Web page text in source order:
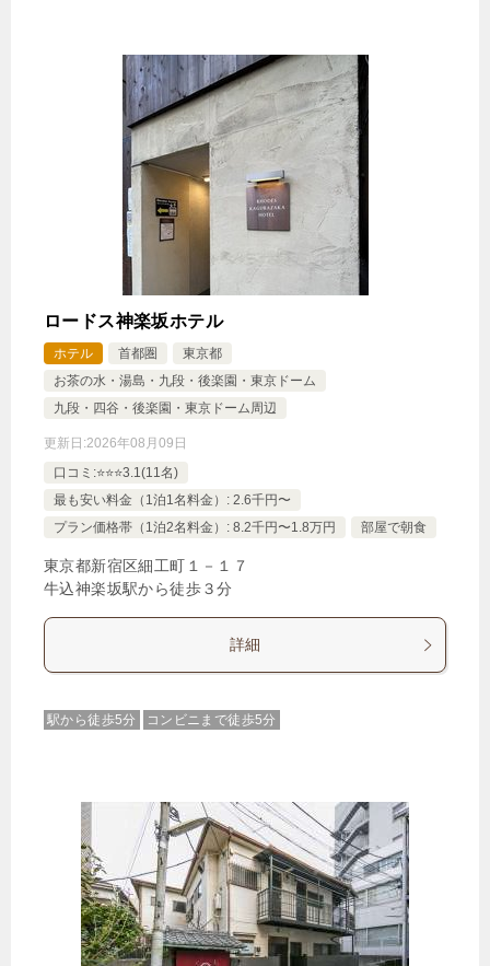
ロードス神楽坂ホテル
ホテル 首都圏
東京都
お茶の水・湯島・九段・後楽園・東京ドーム
九段・四谷・後楽園・東京ドーム周辺
更新日:2026年08月09日
口コミ:⭐️⭐️⭐️3.1(11名)
最も安い料金（1泊1名料金）: 2.6千円〜
プラン価格帯（1泊2名料金）: 8.2千円〜1.8万円
部屋で朝食
東京都新宿区細工町１－１７
牛込神楽坂駅から徒歩３分
詳細
駅から徒歩5分 コンビニまで徒歩5分